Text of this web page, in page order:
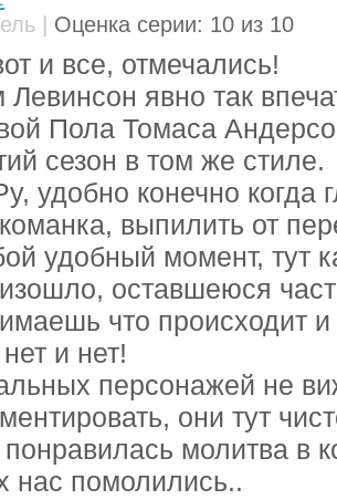
| Оценка серии: 10 из 10
и все, отмечались!
явно так
Пола Томаса
сезон в том же стиле.
удобно конечно когда
выпилить от
удобный момент, тут
оставшеюся
что происходит
и нет!
персонажей не
они тут
молитва в
нас помолились..